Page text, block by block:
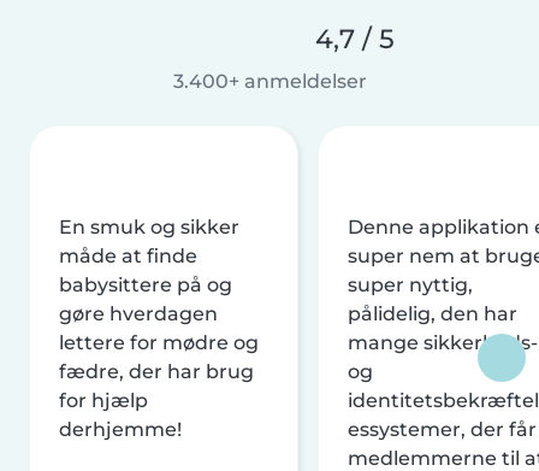
4,7 / 5
3.400+ anmeldelser
En smuk og sikker
måde at finde
babysittere på og
gøre hverdagen
lettere for mødre og
fædre, der har brug
for hjælp
derhjemme!
Denne applikation
super nem at
super nyttig,
pålidelig, den har
mange sikkerheds-
og
essystemer, der får
medlemmerne til